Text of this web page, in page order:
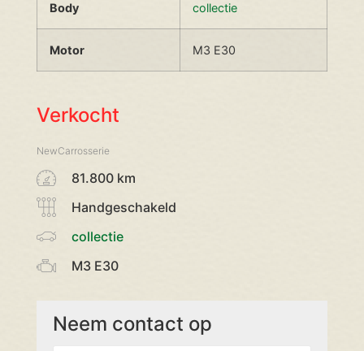
Body collectie
Motor M3 E30
Verkocht
NewCarrosserie
81.800 km
Handgeschakeld
collectie
M3 E30
Neem contact op